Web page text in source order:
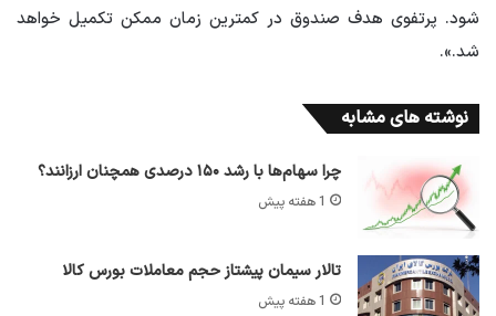
شود. پرتفوی هدف صندوق در کمترین زمان ممکن تکمیل خواهد
شد.».
نوشته های مشابه
چرا سهام‌ها با رشد ۱۵۰ درصدی همچنان ارزانند؟
1 هفته پیش
تالار سیمان پیشتاز حجم معاملات بورس کالا
1 هفته پیش